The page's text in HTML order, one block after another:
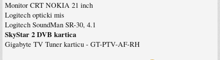
Monitor CRT NOKIA 21 inch
Logitech opticki mis
Logitech SoundMan SR-30, 4.1
SkyStar 2 DVB kartica
Gigabyte TV Tuner karticu - GT-PTV-AF-RH